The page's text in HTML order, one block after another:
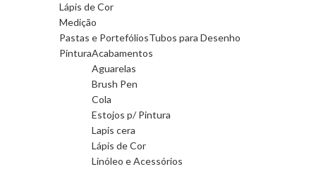
Lápis de Cor
Medição
Pastas e PortefóliosTubos para Desenho
PinturaAcabamentos
Aguarelas
Brush Pen
Cola
Estojos p/ Pintura
Lapis cera
Lápis de Cor
Linóleo e Acessórios